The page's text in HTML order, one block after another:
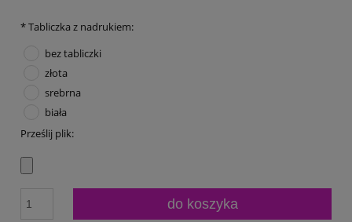
*Tabliczka z nadrukiem:
bez tabliczki
złota
srebrna
biała
Prześlij plik:
do koszyka